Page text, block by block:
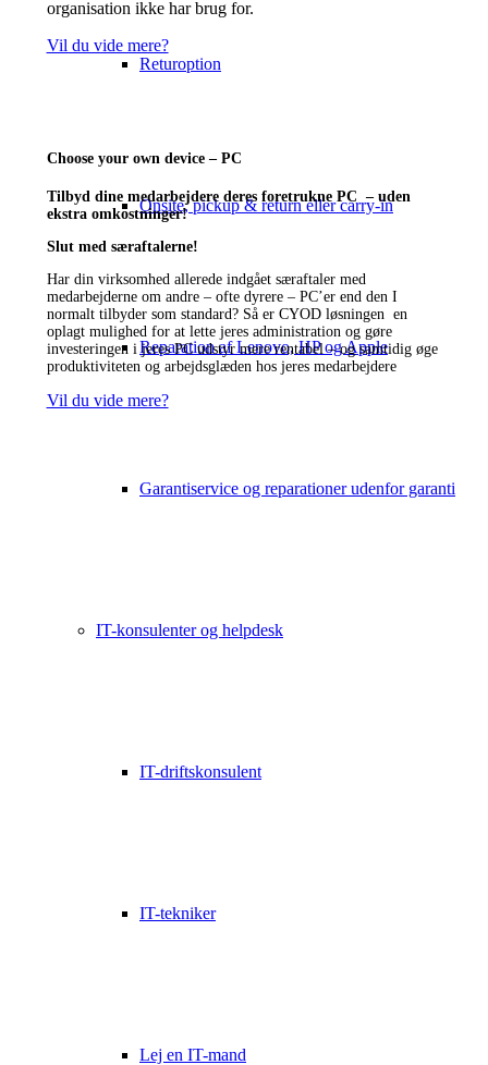
Returoption
Onsite, pickup & return eller carry-in
Reparation af Lenovo, HP og Apple
Garantiservice og reparationer udenfor garanti
IT-konsulenter og helpdesk
IT-driftskonsulent
IT-tekniker
Lej en IT-mand
organisation ikke har brug for.
Vil du vide mere?
Choose your own device – PC
Tilbyd dine medarbejdere deres foretrukne PC – uden
ekstra omkostninger!
Slut med særaftalerne!
Har din virksomhed allerede indgået særaftaler med
medarbejderne om andre – ofte dyrere – PC’er end den I
normalt tilbyder som standard? Så er CYOD løsningen en
oplagt mulighed for at lette jeres administration og gøre
investeringen i jeres PC udstyr mere rentabel – og samtidig øge
produktiviteten og arbejdsglæden hos jeres medarbejdere
Vil du vide mere?